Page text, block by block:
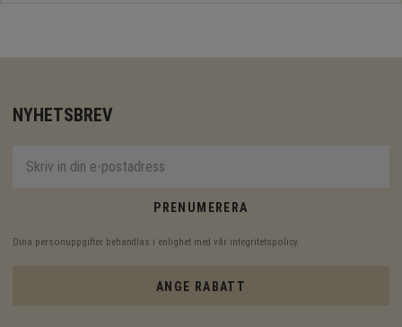
NYHETSBREV
PRENUMERERA
Dina personuppgifter behandlas i enlighet med vår integritetspolicy.
ANGE RABATT